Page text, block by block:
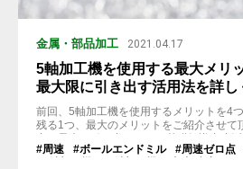
金属・部品加工 2021.04.17
5軸加工機を使用する最大メ
最大限に引き出す活用法を詳し
前回、5軸加工機を使用するメリットを4
残る1つ、最大のメリットをご紹介させて
削加工は、刃具を回転させながら移動する
#周速 #ボールエンドミル #周速ゼロ点